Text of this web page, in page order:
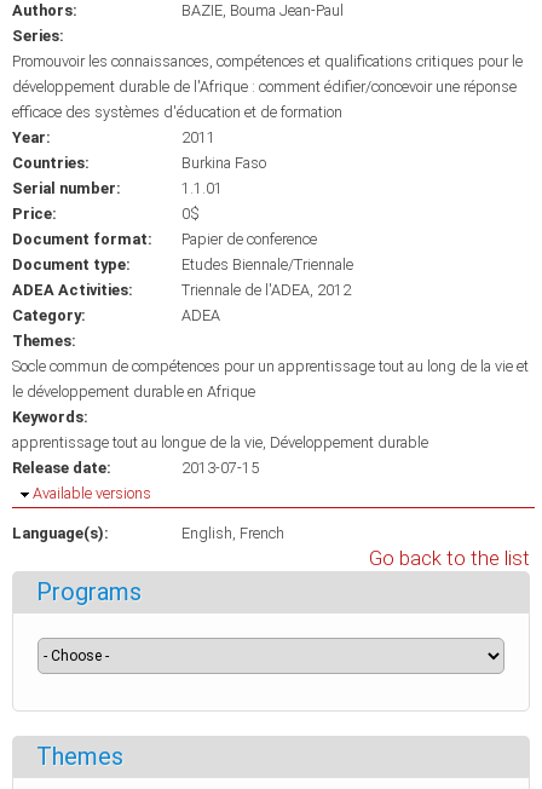
Authors:
BAZIE, Bouma Jean-Paul
Series:
Promouvoir les connaissances, compétences et qualifications critiques pour le
développement durable de l'Afrique : comment édifier/concevoir une réponse
efficace des systèmes d'éducation et de formation
Year:
2011
Countries:
Burkina Faso
Serial number:
1.1.01
Price:
0$
Document format:
Papier de conference
Document type:
Etudes Biennale/Triennale
ADEA Activities:
Triennale de l'ADEA, 2012
Category:
ADEA
Themes:
Socle commun de compétences pour un apprentissage tout au long de la vie et
le développement durable en Afrique
Keywords:
apprentissage tout au longue de la vie Développement durable
Release date:
2013-07-15
Hide
Available versions
Language(s): English French
Go back to the list
Programs
Themes